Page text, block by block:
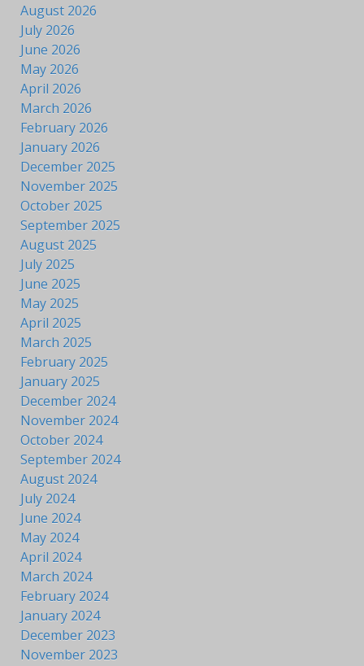
August 2026
July 2026
June 2026
May 2026
April 2026
March 2026
February 2026
January 2026
December 2025
November 2025
October 2025
September 2025
August 2025
July 2025
June 2025
May 2025
April 2025
March 2025
February 2025
January 2025
December 2024
November 2024
October 2024
September 2024
August 2024
July 2024
June 2024
May 2024
April 2024
March 2024
February 2024
January 2024
December 2023
November 2023